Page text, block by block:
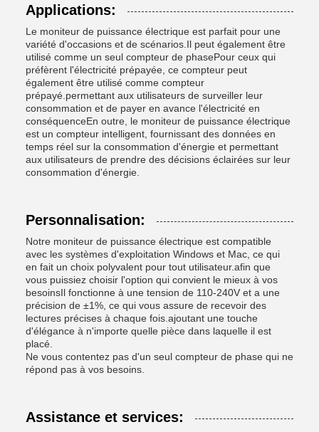
Applications:
Le moniteur de puissance électrique est parfait pour une
variété d'occasions et de scénarios.Il peut également être
utilisé comme un seul compteur de phasePour ceux qui
préfèrent l'électricité prépayée, ce compteur peut
également être utilisé comme compteur
prépayé.permettant aux utilisateurs de surveiller leur
consommation et de payer en avance l'électricité en
conséquenceEn outre, le moniteur de puissance électrique
est un compteur intelligent, fournissant des données en
temps réel sur la consommation d'énergie et permettant
aux utilisateurs de prendre des décisions éclairées sur leur
consommation d'énergie.
Personnalisation:
Notre moniteur de puissance électrique est compatible
avec les systèmes d'exploitation Windows et Mac, ce qui
en fait un choix polyvalent pour tout utilisateur.afin que
vous puissiez choisir l'option qui convient le mieux à vos
besoinsIl fonctionne à une tension de 110-240V et a une
précision de ±1%, ce qui vous assure de recevoir des
lectures précises à chaque fois.ajoutant une touche
d'élégance à n'importe quelle pièce dans laquelle il est
placé.
Ne vous contentez pas d'un seul compteur de phase qui ne
répond pas à vos besoins.
Assistance et services: